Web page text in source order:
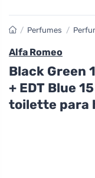
/ Perfumes /
Alfa Romeo
Black Green
+ EDT Blue
toilette para